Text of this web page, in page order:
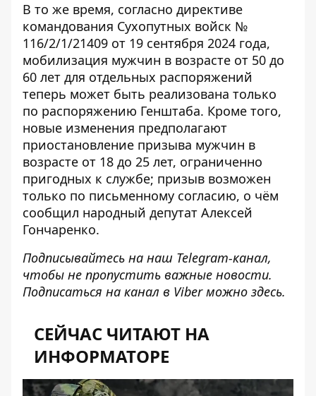
В то же время, согласно директиве
командования Сухопутных войск №
116/2/1/21409 от 19 сентября 2024 года,
мобилизация мужчин в возрасте от 50 до
60 лет для отдельных распоряжений
теперь может быть реализована только
по распоряжению Генштаба. Кроме того,
новые изменения предполагают
приостановление призыва мужчин в
возрасте от 18 до 25 лет, ограниченно
пригодных к службе; призыв возможен
только по письменному согласию, о чём
сообщил народный депутат Алексей
Гончаренко.
Подписывайтесь на наш Telegram-канал,
чтобы не пропустить важные новости.
Подписаться на канал в Viber можно здесь.
СЕЙЧАС ЧИТАЮТ НА
ИНФОРМАТОРЕ